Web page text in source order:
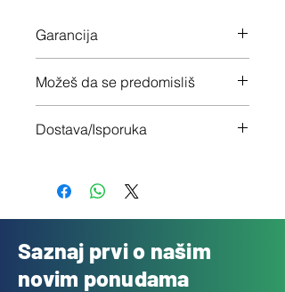
Garancija
Možeš da se predomisliš
nisi zadovoljan
Dostava/Isporuka
Saznaj prvi o našim
novim ponudama